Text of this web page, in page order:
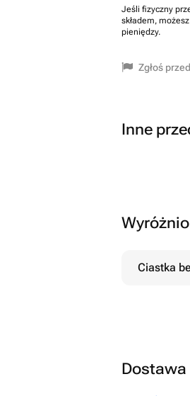
Jeśli fizyczny
składem,
pieniędzy.
Zgłoś
Inne
Ciastka